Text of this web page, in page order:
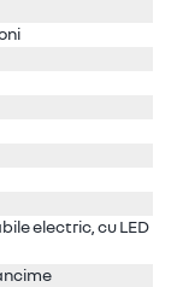
electric, cu LED